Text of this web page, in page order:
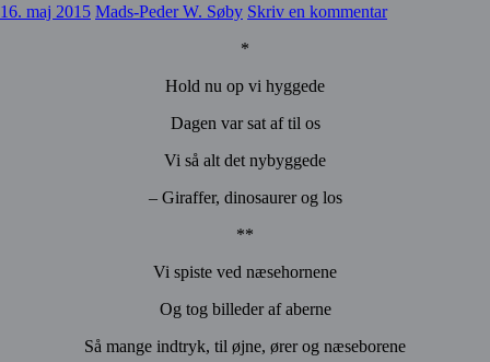
16. maj 2015 Mads-Peder W. Søby Skriv en kommentar
*
Hold nu op vi hyggede
Dagen var sat af til os
Vi så alt det nybyggede
– Giraffer, dinosaurer og los
**
Vi spiste ved næsehornene
Og tog billeder af aberne
Så mange indtryk, til øjne, ører og næseborene